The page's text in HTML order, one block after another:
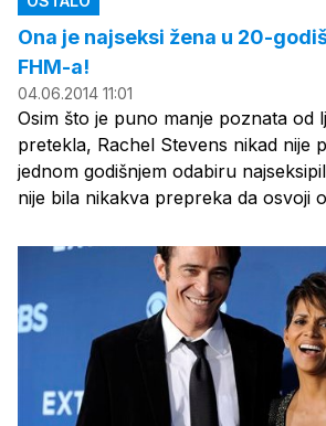
Ona je najseksi žena u 20-
FHM-a!
04.06.2014 11:01
Osim što je puno manje poznata od
pretekla, Rachel Stevens nikad nije
jednom godišnjem odabiru
nije bila nikakva prepreka da osvoji